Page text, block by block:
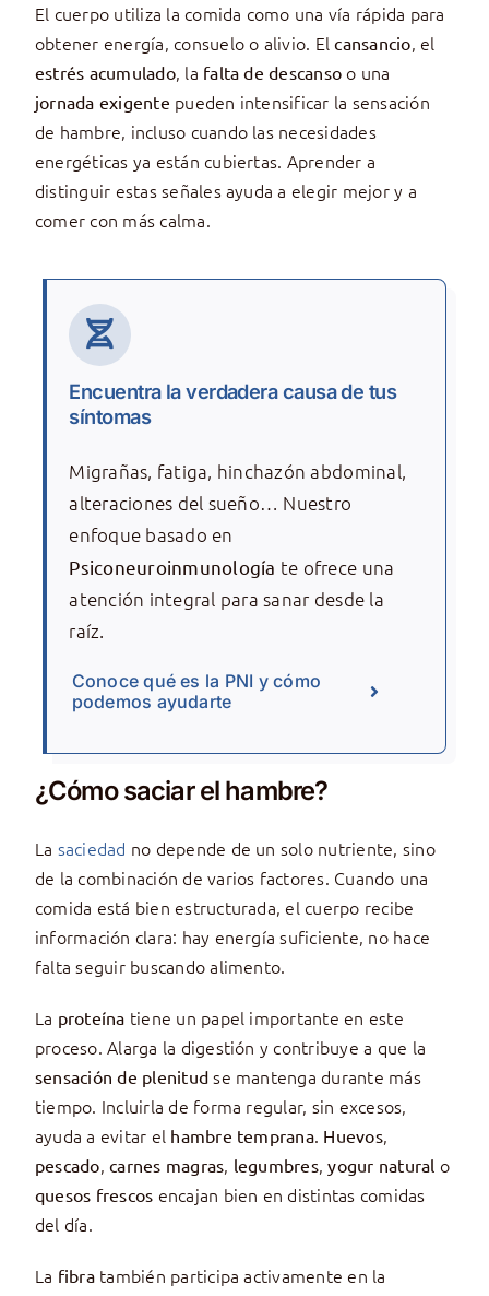
El cuerpo utiliza la comida como una vía rápida para
obtener energía, consuelo o alivio. Elcansancio, el
estrés acumulado, la falta de descanso o una
jornada exigente pueden intensificar la sensación
de hambre, incluso cuando las necesidades
energéticas ya están cubiertas. Aprender a
distinguir estas señales ayuda a elegir mejor y a
comer con más calma.
Encuentra la verdadera causa de tus
síntomas
Migrañas, fatiga, hinchazón abdominal,
alteraciones del sueño… Nuestro
enfoque basado en
Psiconeuroinmunología te ofrece una
atención integral para sanar desde la
raíz.
Conoce qué es la PNI y cómo
podemos ayudarte
¿Cómo saciar el hambre?
La saciedad no depende de un solo nutriente, sino
de la combinación de varios factores. Cuando una
comida está bien estructurada, el cuerpo recibe
información clara: hay energía suficiente, no hace
falta seguir buscando alimento.
La proteína tiene un papel importante en este
proceso. Alarga la digestión y contribuye a que la
sensación de plenitud se mantenga durante más
tiempo. Incluirla de forma regular, sin excesos,
ayuda a evitar el hambre temprana. Huevos,
pescado,carnes magras, legumbres,yogur natural o
quesos frescos encajan bien en distintas comidas
del día.
La fibratambién participa activamente en la